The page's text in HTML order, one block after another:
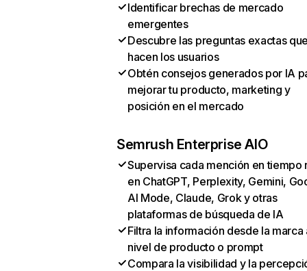
Identificar brechas de mercado
emergentes
Descubre las preguntas exactas
hacen los usuarios
Obtén consejos generados por IA
mejorar tu producto, marketing y
posición en el mercado
Semrush Enterprise AIO
Supervisa cada mención en tiempo
en ChatGPT, Perplexity, Gemini,
AI Mode, Claude, Grok y otras
plataformas de búsqueda de IA
Filtra la información desde la marca
nivel de producto o prompt
Compara la visibilidad y la